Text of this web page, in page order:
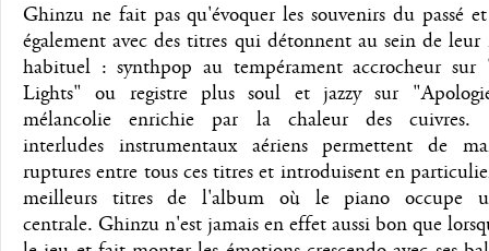
Ghinzu ne fait pas qu'évoquer les souvenirs du passé
également avec des titres qui détonnent au sein de leur
habituel : synthpop au tempérament accrocheur sur
Lights" ou registre plus soul et jazzy sur
mélancolie enrichie par la chaleur des cuivres.
interludes instrumentaux aériens permettent de
ruptures entre tous ces titres et introduisent en
meilleurs titres de l'album où le piano occupe
centrale. Ghinzu n'est jamais en effet aussi bon que